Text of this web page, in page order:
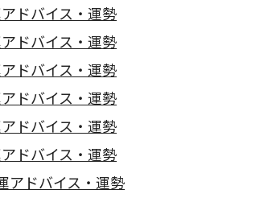
ドバイス・運勢
ドバイス・運勢
ドバイス・運勢
ドバイス・運勢
ドバイス・運勢
ドバイス・運勢
アドバイス・運勢